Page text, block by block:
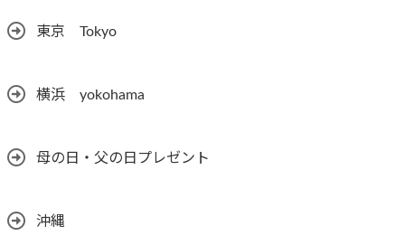
東京 Tokyo
横浜 yokohama
母の日・父の日プレゼント
沖縄